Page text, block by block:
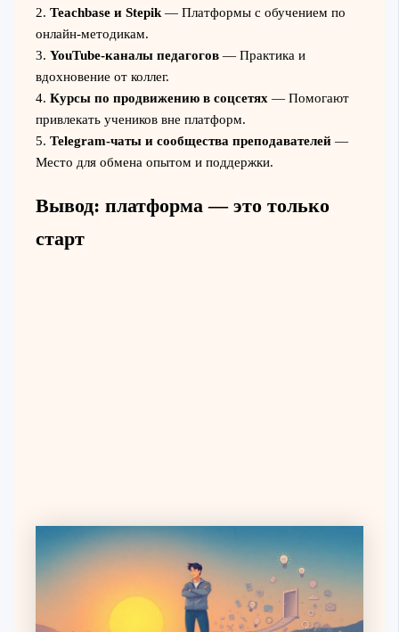
2. Teachbase и Stepik— Платформы с обучением по
онлайн-методикам.
3. YouTube-каналы педагогов— Практика и
вдохновение от коллег.
4. Курсы по продвижению в соцсетях— Помогают
привлекать учеников вне платформ.
5. Telegram-чаты и сообщества преподавателей—
Место для обмена опытом и поддержки.
Вывод: платформа — это только
старт